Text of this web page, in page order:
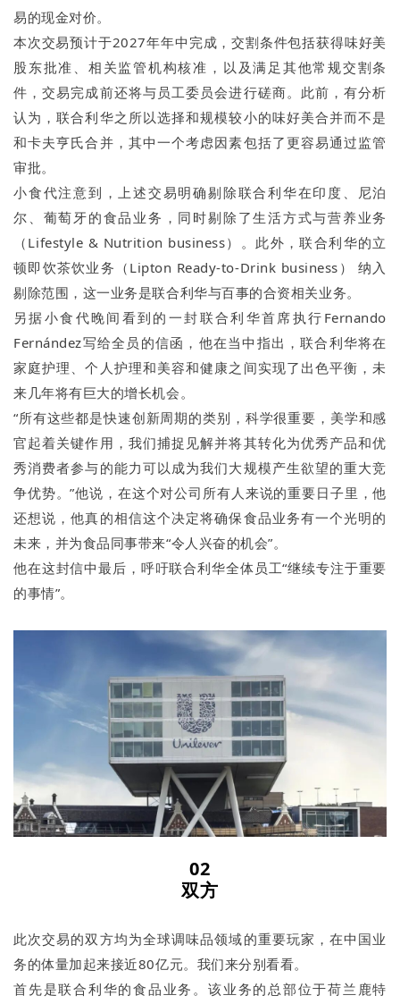
易的现金对价。
本次交易预计于2027年年中完成，交割条件包括获得味好美
股东批准、相关监管机构核准，以及满足其他常规交割条
件，交易完成前还将与员工委员会进行磋商。此前，有分析
认为，联合利华之所以选择和规模较小的味好美合并而不是
和卡夫亨氏合并，其中一个考虑因素包括了更容易通过监管
审批。
小食代注意到，上述交易明确剔除联合利华在印度、尼泊
尔、葡萄牙的食品业务，同时剔除了生活方式与营养业务
（Lifestyle & Nutrition business）。此外，联合利华的立
顿即饮茶饮业务（Lipton Ready-to-Drink business） 纳入
剔除范围，这一业务是联合利华与百事的合资相关业务。
另据小食代晚间看到的一封联合利华首席执行Fernando
Fernández写给全员的信函，他在当中指出，联合利华将在
家庭护理、个人护理和美容和健康之间实现了出色平衡，未
来几年将有巨大的增长机会。
“所有这些都是快速创新周期的类别，科学很重要，美学和感
官起着关键作用，我们捕捉见解并将其转化为优秀产品和优
秀消费者参与的能力可以成为我们大规模产生欲望的重大竞
争优势。”他说，在这个对公司所有人来说的重要日子里，他
还想说，他真的相信这个决定将确保食品业务有一个光明的
未来，并为食品同事带来“令人兴奋的机会”。
他在这封信中最后，呼吁联合利华全体员工“继续专注于重要
的事情”。
02
双方
此次交易的双方均为全球调味品领域的重要玩家，在中国业
务的体量加起来接近80亿元。我们来分别看看。
首先是联合利华的食品业务。该业务的总部位于荷兰鹿特